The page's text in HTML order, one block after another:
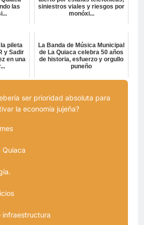
las
siniestros viales y riesgos por
monóxi...
pileta
y Sadir
en una
La Banda de Música Municipal
de La Quiaca celebra 50 años
de historia, esfuerzo y orgullo
puneño
ser prioridad absoluta para
la economía jujeña?
Quiaca
infraestructura